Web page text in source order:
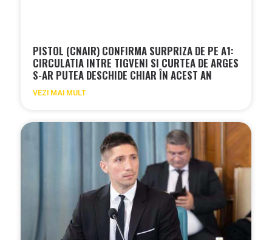
PISTOL (CNAIR) CONFIRMA SURPRIZA DE PE A1:
CIRCULATIA INTRE TIGVENI SI CURTEA DE ARGES
S-AR PUTEA DESCHIDE CHIAR ÎN ACEST AN
VEZI MAI MULT